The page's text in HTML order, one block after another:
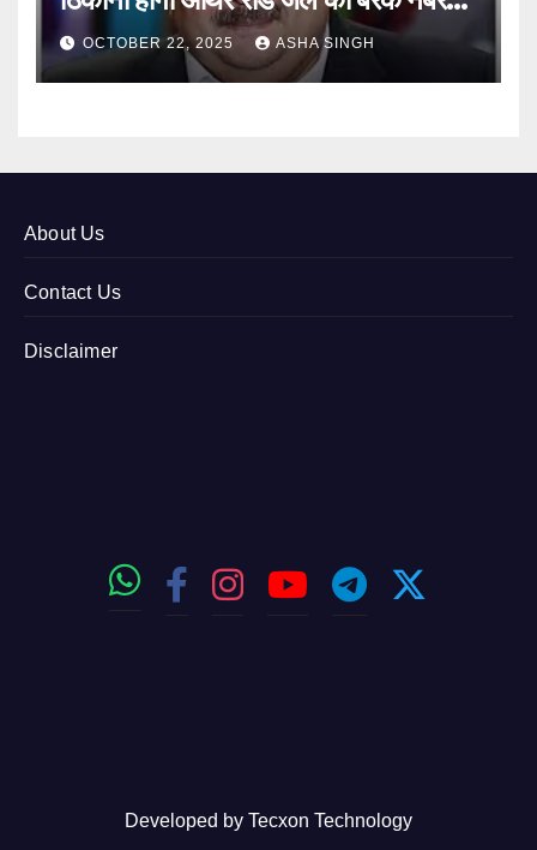
12OCTOBER 22, 2025 ASHA SINGH
About Us
Contact Us
Disclaimer
Developed by Tecxon Technology